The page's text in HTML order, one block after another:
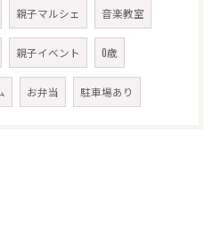
親子マルシェ 音楽教室
親子イベント 0歳
お弁当 駐車場あり